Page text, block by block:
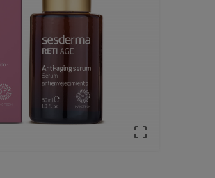
